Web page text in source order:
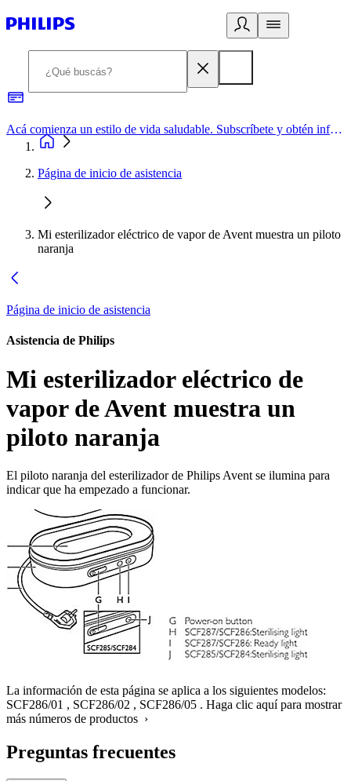
Acá comienza un estilo de vida saludable. Subscríbete y obtén información de primera mano
Página de inicio de asistencia
Mi esterilizador eléctrico de vapor de Avent muestra un piloto
naranja
Página de inicio de asistencia
Asistencia de Philips
Mi esterilizador eléctrico de
vapor de Avent muestra un
piloto naranja
El piloto naranja del esterilizador de Philips Avent se ilumina para
indicar que ha empezado a funcionar.
La información de esta página se aplica a los siguientes modelos:
SCF286/01 , SCF286/02 , SCF286/05 . Haga clic aquí para mostrar
más números de productos ›
Preguntas frecuentes